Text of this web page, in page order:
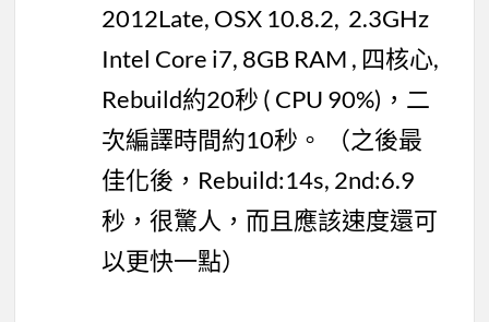
2012Late, OSX 10.8.2, 2.3GHz
Intel Core i7, 8GB RAM , 四核心,
Rebuild約20秒 ( CPU 90%)，二
次編譯時間約10秒。 （之後最
佳化後，Rebuild:14s, 2nd:6.9
秒，很驚人，而且應該速度還可
以更快一點）